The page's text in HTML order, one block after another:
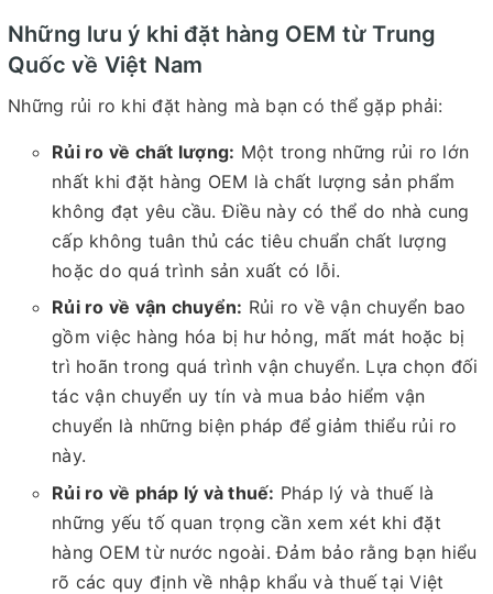
Những lưu ý khi đặt hàng OEM từ Trung
Quốc về Việt Nam
Những rủi ro khi đặt hàng mà bạn có thể gặp phải:
Rủi ro về chất lượng: Một trong những rủi ro lớn
nhất khi đặt hàng OEM là chất lượng sản phẩm
không đạt yêu cầu. Điều này có thể do nhà cung
cấp không tuân thủ các tiêu chuẩn chất lượng
hoặc do quá trình sản xuất có lỗi.
Rủi ro về vận chuyển: Rủi ro về vận chuyển bao
gồm việc hàng hóa bị hư hỏng, mất mát hoặc bị
trì hoãn trong quá trình vận chuyển. Lựa chọn đối
tác vận chuyển uy tín và mua bảo hiểm vận
chuyển là những biện pháp để giảm thiểu rủi ro
này.
Rủi ro về pháp lý và thuế: Pháp lý và thuế là
những yếu tố quan trọng cần xem xét khi đặt
hàng OEM từ nước ngoài. Đảm bảo rằng bạn hiểu
rõ các quy định về nhập khẩu và thuế tại Việt